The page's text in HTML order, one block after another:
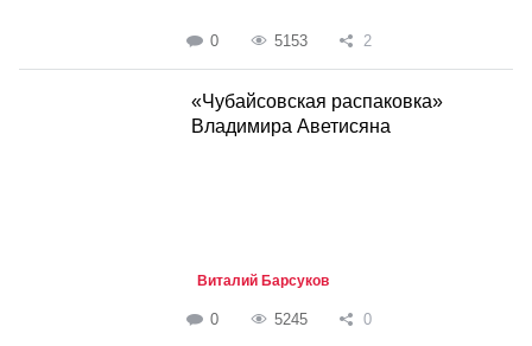
0 5153 2
«Чубайсовская распаковка»
Владимира Аветисяна
Виталий Барсуков
0 5245 0